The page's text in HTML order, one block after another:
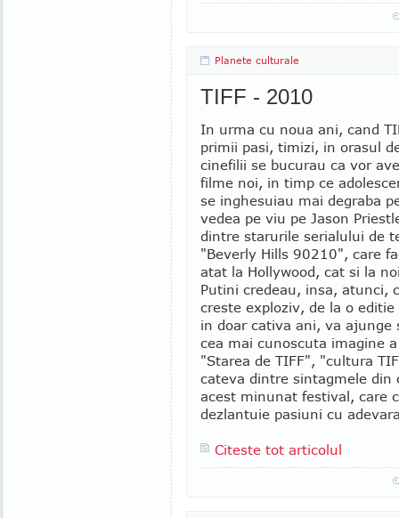
Planete culturale
TIFF - 2010
In urma cu noua ani, cand
primii pasi, timizi, in orasul
cinefilii se bucurau ca vor
filme noi, in timp ce
se inghesuiau mai degraba
vedea pe viu pe Jason
dintre starurile serialului de
"Beverly Hills 90210", care
atat la Hollywood, cat si la
Putini credeau, insa, atunci,
creste exploziv, de la o
in doar cativa ani, va ajunge
cea mai cunoscuta imagine
"Starea de TIFF", "cultura
cateva dintre sintagmele din
acest minunat festival, care
dezlantuie pasiuni cu
Citeste tot articolul